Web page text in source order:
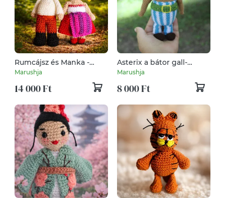
Rumcájsz és Manka -
évfordulós ajándék,
egyedi horgolt
amigurumi
Marushja
14 000 Ft
Asterix a bátor gall-
egyedi, kézzel horgolt
amigurumi figura
Marushja
8 000 Ft